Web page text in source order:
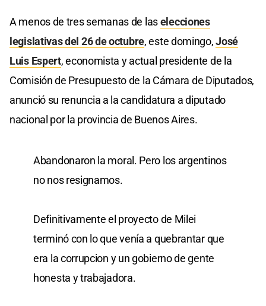
A menos de tres semanas de laselecciones
legislativas del 26 de octubre, este domingo,José
Luis Espert, economista y actual presidente de la
Comisión de Presupuesto de la Cámara de Diputados,
anunció su renuncia a la candidatura a diputado
nacional por la provincia de Buenos Aires.
Abandonaron la moral. Pero los argentinos
no nos resignamos.
Definitivamente el proyecto de Milei
terminó con lo que venía a quebrantar que
era la corrupcion y un gobierno de gente
honesta y trabajadora.